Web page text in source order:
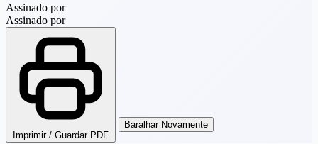
Assinado por
Assinado por
Imprimir / Guardar PDF
Baralhar Novamente